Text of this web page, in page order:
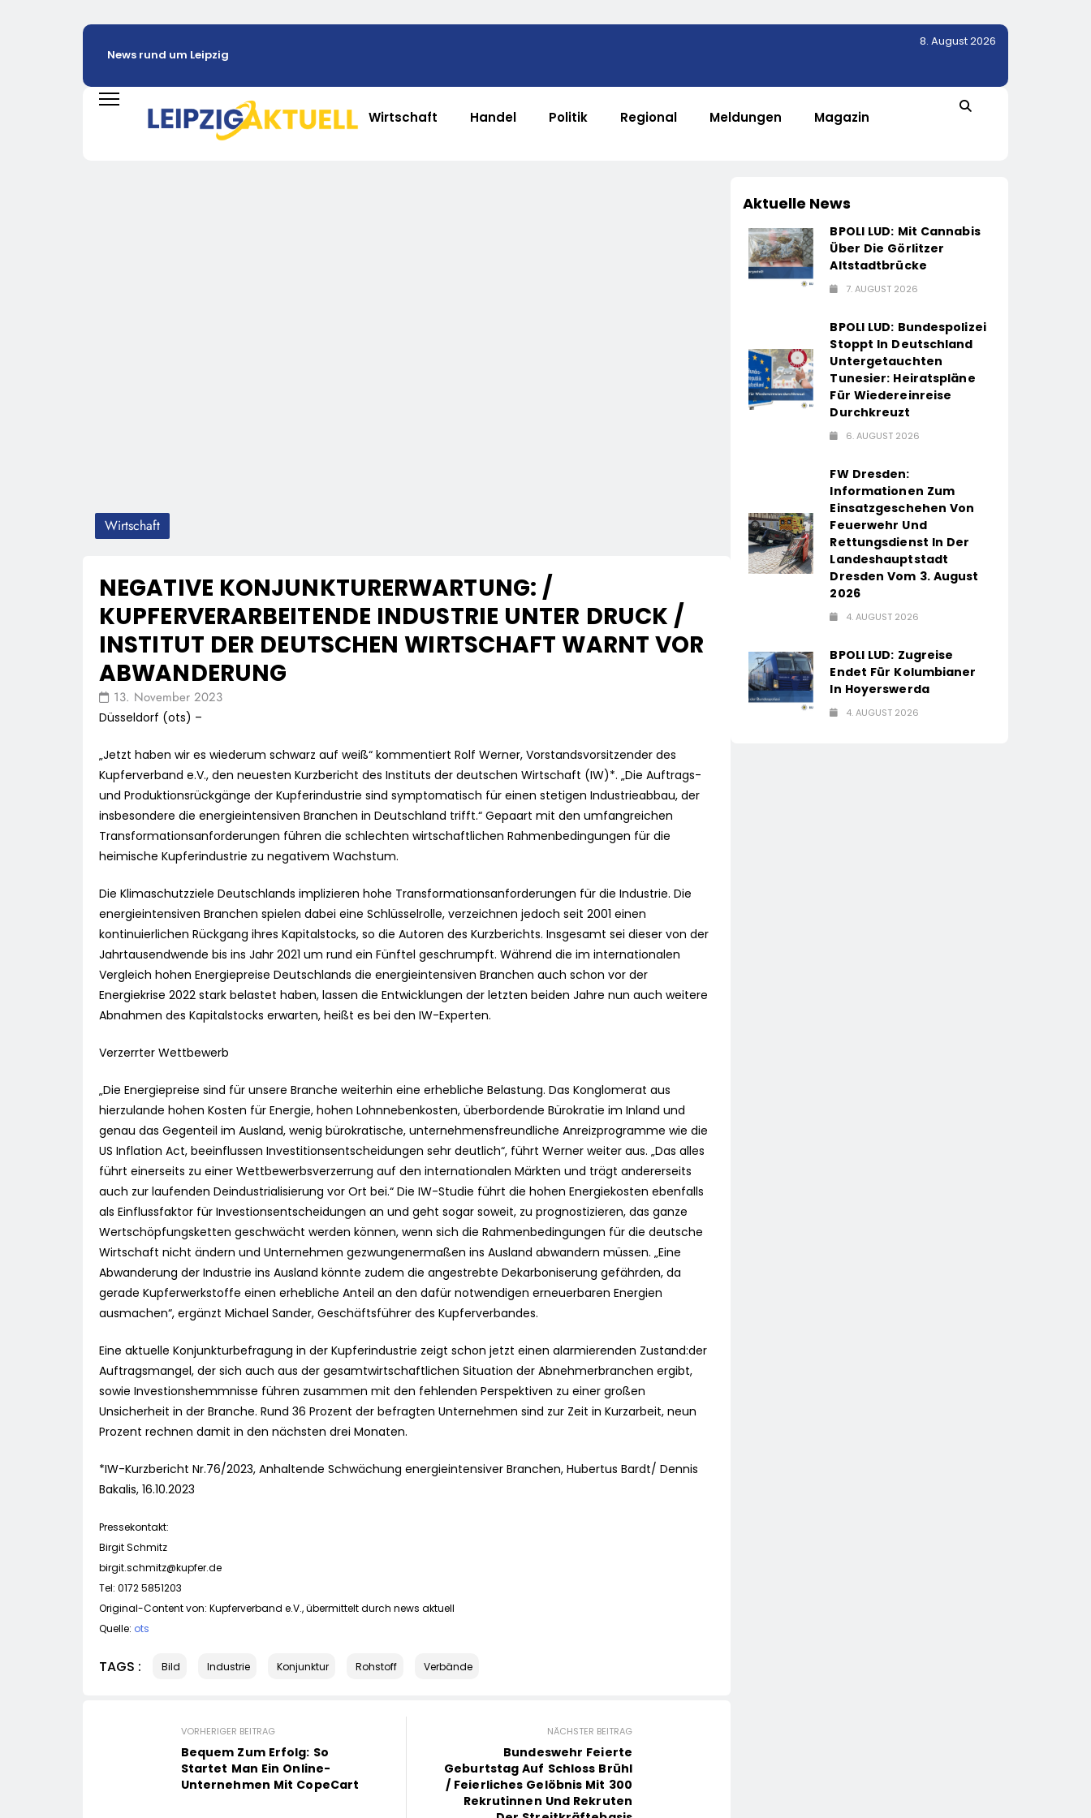
News rund um Leipzig
8. August 2026
Wirtschaft Handel Politik Regional Meldungen Magazin
Wirtschaft
NEGATIVE KONJUNKTURERWARTUNG: /
KUPFERVERARBEITENDE INDUSTRIE UNTER DRUCK /
INSTITUT DER DEUTSCHEN WIRTSCHAFT WARNT VOR
ABWANDERUNG
13. November 2023
Düsseldorf (ots) –
„Jetzt haben wir es wiederum schwarz auf weiß“ kommentiert Rolf Werner, Vorstandsvorsitzender des
Kupferverband e.V., den neuesten Kurzbericht des Instituts der deutschen Wirtschaft (IW)*. „Die Auftrags-
und Produktionsrückgänge der Kupferindustrie sind symptomatisch für einen stetigen Industrieabbau, der
insbesondere die energieintensiven Branchen in Deutschland trifft.“ Gepaart mit den umfangreichen
Transformationsanforderungen führen die schlechten wirtschaftlichen Rahmenbedingungen für die
heimische Kupferindustrie zu negativem Wachstum.
Die Klimaschutzziele Deutschlands implizieren hohe Transformationsanforderungen für die Industrie. Die
energieintensiven Branchen spielen dabei eine Schlüsselrolle, verzeichnen jedoch seit 2001 einen
kontinuierlichen Rückgang ihres Kapitalstocks, so die Autoren des Kurzberichts. Insgesamt sei dieser von der
Jahrtausendwende bis ins Jahr 2021 um rund ein Fünftel geschrumpft. Während die im internationalen
Vergleich hohen Energiepreise Deutschlands die energieintensiven Branchen auch schon vor der
Energiekrise 2022 stark belastet haben, lassen die Entwicklungen der letzten beiden Jahre nun auch weitere
Abnahmen des Kapitalstocks erwarten, heißt es bei den IW-Experten.
Verzerrter Wettbewerb
„Die Energiepreise sind für unsere Branche weiterhin eine erhebliche Belastung. Das Konglomerat aus
hierzulande hohen Kosten für Energie, hohen Lohnnebenkosten, überbordende Bürokratie im Inland und
genau das Gegenteil im Ausland, wenig bürokratische, unternehmensfreundliche Anreizprogramme wie die
US Inflation Act, beeinflussen Investitionsentscheidungen sehr deutlich“, führt Werner weiter aus. „Das alles
führt einerseits zu einer Wettbewerbsverzerrung auf den internationalen Märkten und trägt andererseits
auch zur laufenden Deindustrialisierung vor Ort bei.“ Die IW-Studie führt die hohen Energiekosten ebenfalls
als Einflussfaktor für Investionsentscheidungen an und geht sogar soweit, zu prognostizieren, das ganze
Wertschöpfungsketten geschwächt werden können, wenn sich die Rahmenbedingungen für die deutsche
Wirtschaft nicht ändern und Unternehmen gezwungenermaßen ins Ausland abwandern müssen. „Eine
Abwanderung der Industrie ins Ausland könnte zudem die angestrebte Dekarboniserung gefährden, da
gerade Kupferwerkstoffe einen erhebliche Anteil an den dafür notwendigen erneuerbaren Energien
ausmachen“, ergänzt Michael Sander, Geschäftsführer des Kupferverbandes.
Eine aktuelle Konjunkturbefragung in der Kupferindustrie zeigt schon jetzt einen alarmierenden Zustand:der
Auftragsmangel, der sich auch aus der gesamtwirtschaftlichen Situation der Abnehmerbranchen ergibt,
sowie Investionshemmnisse führen zusammen mit den fehlenden Perspektiven zu einer großen
Unsicherheit in der Branche. Rund 36 Prozent der befragten Unternehmen sind zur Zeit in Kurzarbeit, neun
Prozent rechnen damit in den nächsten drei Monaten.
*IW-Kurzbericht Nr.76/2023, Anhaltende Schwächung energieintensiver Branchen, Hubertus Bardt/ Dennis
Bakalis, 16.10.2023
Pressekontakt:
Birgit Schmitz
birgit.schmitz@kupfer.de
Tel: 0172 5851203
Original-Content von: Kupferverband e.V., übermittelt durch news aktuell
Quelle: ots
TAGS : Bild Industrie Konjunktur Rohstoff Verbände
VORHERIGER BEITRAG
Bequem Zum Erfolg: So
Startet Man Ein Online-
Unternehmen Mit CopeCart
NÄCHSTER BEITRAG
Bundeswehr Feierte
Geburtstag Auf Schloss Brühl
/ Feierliches Gelöbnis Mit 300
Rekrutinnen Und Rekruten
Aktuelle News
BPOLI LUD: Mit Cannabis
Über Die Görlitzer
Altstadtbrücke
7. AUGUST 2026
BPOLI LUD: Bundespolizei
Stoppt In Deutschland
Untergetauchten
Tunesier: Heiratspläne
Für Wiedereinreise
Durchkreuzt
6. AUGUST 2026
FW Dresden:
Informationen Zum
Einsatzgeschehen Von
Feuerwehr Und
Rettungsdienst In Der
Landeshauptstadt
Dresden Vom 3. August
2026
4. AUGUST 2026
BPOLI LUD: Zugreise
Endet Für Kolumbianer
In Hoyerswerda
4. AUGUST 2026